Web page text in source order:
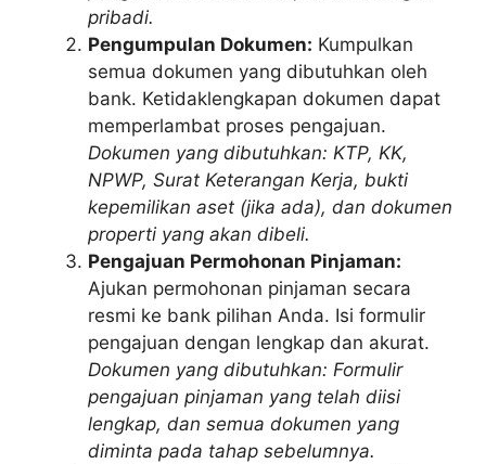
pribadi.
Pengumpulan Dokumen: Kumpulkan
semua dokumen yang dibutuhkan oleh
bank. Ketidaklengkapan dokumen dapat
memperlambat proses pengajuan.
Dokumen yang dibutuhkan: KTP, KK,
NPWP, Surat Keterangan Kerja, bukti
kepemilikan aset (jika ada), dan dokumen
properti yang akan dibeli.
Pengajuan Permohonan Pinjaman:
Ajukan permohonan pinjaman secara
resmi ke bank pilihan Anda. Isi formulir
pengajuan dengan lengkap dan akurat.
Dokumen yang dibutuhkan: Formulir
pengajuan pinjaman yang telah diisi
lengkap, dan semua dokumen yang
diminta pada tahap sebelumnya.